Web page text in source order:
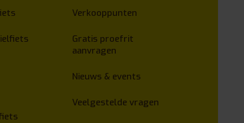
Verkooppunten
Gratis proefrit
aanvragen
Nieuws & events
Veelgestelde vragen